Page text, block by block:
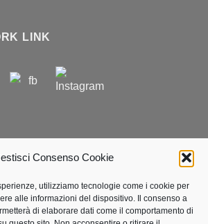
Consenso Cookie
utilizziamo tecnologie come i cookie per
alle informazioni del dispositivo. Il consenso a
di elaborare dati come il comportamento di
LINK